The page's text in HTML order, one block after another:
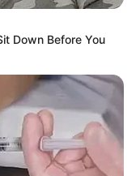
Down Before You